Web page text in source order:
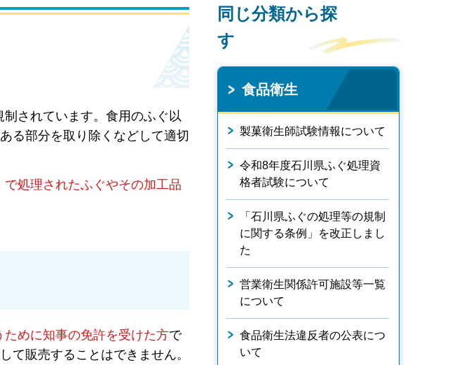
されています。食用のふぐ以
る部分を取り除くなどして適切
処理されたふぐやその加工品
めに知事の免許を受けた方で
て販売することはできません。
同じ分類から探
す
食品衛生
製菓衛生師試験情報について
令和8年度石川県ふぐ処理資
格者試験について
「石川県ふぐの処理等の規制
に関する条例」を改正しまし
た
営業衛生関係許可施設等一覧
について
食品衛生法違反者の公表につ
いて